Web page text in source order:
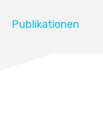
Publikationen